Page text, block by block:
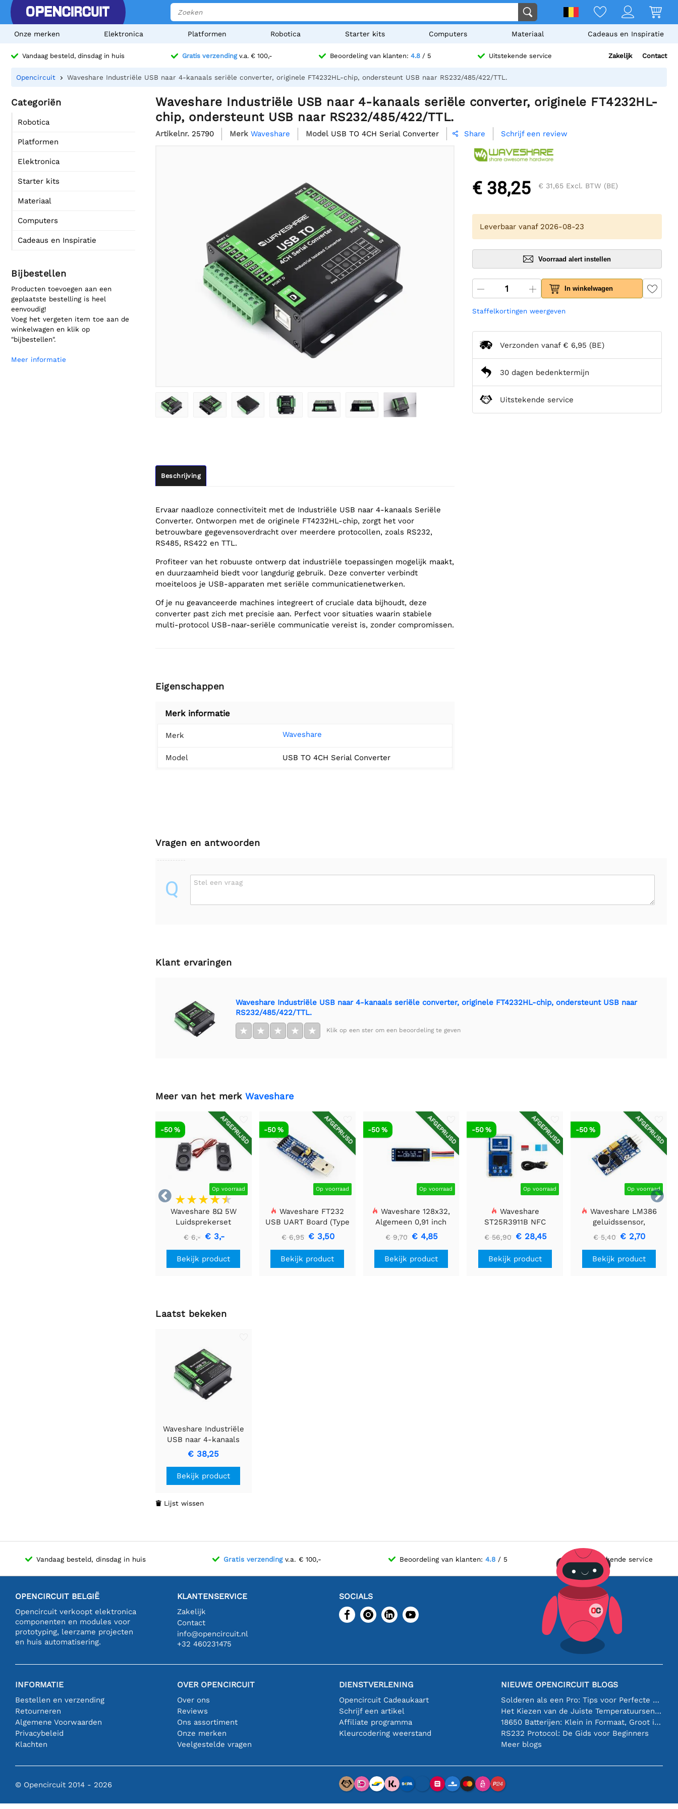
Onze merken Elektronica Platformen Robotica Starter kits Computers Materiaal Cadeaus en Inspiratie
Vandaag besteld, dinsdag in huis Gratis verzendingv.a. € 100,- Beoordeling van klanten: 4.8 / 5 Uitstekende service Zakelijk Contact
Opencircuit Waveshare Industriële USB naar 4-kanaals seriële converter, originele FT4232HL-chip, ondersteunt USB naar RS232/485/422/TTL.
Categoriën
Robotica
Platformen
Elektronica
Starter kits
Materiaal
Computers
Cadeaus en Inspiratie
Bijbestellen
Producten toevoegen aan een
geplaatste bestelling is heel
eenvoudig!
Voeg het vergeten item toe aan de
winkelwagen en klik op
"bijbestellen".
Meer informatie
Waveshare Industriële USB naar 4-kanaals seriële converter, originele FT4232HL-
chip, ondersteunt USB naar RS232/485/422/TTL.
Artikelnr. 25790 Merk Waveshare Model USB TO 4CH Serial Converter  Share Schrijf een review
Beschrijving
Ervaar naadloze connectiviteit met de Industriële USB naar 4-kanaals Seriële
Converter. Ontworpen met de originele FT4232HL-chip, zorgt het voor
betrouwbare gegevensoverdracht over meerdere protocollen, zoals RS232,
RS485, RS422 en TTL.
Profiteer van het robuuste ontwerp dat industriële toepassingen mogelijk maakt,
en duurzaamheid biedt voor langdurig gebruik. Deze converter verbindt
moeiteloos je USB-apparaten met seriële communicatienetwerken.
Of je nu geavanceerde machines integreert of cruciale data bijhoudt, deze
converter past zich met precisie aan. Perfect voor situaties waarin stabiele
multi-protocol USB-naar-seriële communicatie vereist is, zonder compromissen.
Eigenschappen
Merk informatie
Merk Waveshare
Model USB TO 4CH Serial Converter
€ 38,25 € 31,65 Excl. BTW (BE)
Leverbaar vanaf 2026-08-23
Voorraad alert instellen
In winkelwagen
Staffelkortingen weergeven
Verzonden vanaf € 6,95 (BE)
30 dagen bedenktermijn
Uitstekende service
Vragen en antwoorden
Q Stel een vraag
Klant ervaringen
Waveshare Industriële USB naar 4-kanaals seriële converter, originele FT4232HL-chip, ondersteunt USB naar
RS232/485/422/TTL.
★ ★ ★ ★ ★ Klik op een ster om een beoordeling te geven
Meer van het merk Waveshare


AFGEPRIJSD
Op voorraad
-50 %
Waveshare 8Ω 5W
Luidsprekerset
€ 6,- € 3,-
Bekijk product
AFGEPRIJSD
Op voorraad
-50 %
Waveshare FT232
USB UART Board (Type
A), USB naar TTL (UART)
Communicatiemodule
€ 6,95 € 3,50
Bekijk product
AFGEPRIJSD
Op voorraad
-50 %
Waveshare 128x32,
Algemeen 0,91 inch
OLED-displaymodule
€ 9,70 € 4,85
Bekijk product
AFGEPRIJSD
Op voorraad
-50 %
Waveshare
ST25R3911B NFC
Evaluatiekit, NFC-lezer
+ TF-kaart + USB-kabel
€ 56,90 € 28,45
Bekijk product
AFGEPRIJSD
Op voorraad
-50 %
Waveshare LM386
geluidssensor,
geluidsdetector,
compatibel met Arduino
€ 5,40 € 2,70
Bekijk product
Laatst bekeken
Waveshare Industriële
USB naar 4-kanaals
seriële converter,
originele FT4232HL-
chip, ondersteunt USB
naar
€ 38,25
Bekijk product
 Lijst wissen
Vandaag besteld, dinsdag in huis Gratis verzendingv.a. € 100,- Beoordeling van klanten: 4.8/ 5 Uitstekende service
OPENCIRCUIT BELGIË
Opencircuit verkoopt elektronica
componenten en modules voor
prototyping, leerzame projecten
en huis automatisering.
KLANTENSERVICE
Zakelijk
Contact
info@opencircuit.nl
+32 460231475
SOCIALS
INFORMATIE
Bestellen en verzending
Retourneren
Algemene Voorwaarden
Privacybeleid
Klachten
OVER OPENCIRCUIT
Over ons
Reviews
Ons assortiment
Onze merken
Veelgestelde vragen
DIENSTVERLENING
Opencircuit Cadeaukaart
Schrijf een artikel
Affiliate programma
Kleurcodering weerstand
NIEUWE OPENCIRCUIT BLOGS
Solderen als een Pro: Tips voor Perfecte Elektronische Verbindingen
Het Kiezen van de Juiste Temperatuursensor [youtube]
18650 Batterijen: Klein in Formaat, Groot in Prestatie
RS232 Protocol: De Gids voor Beginners
Meer blogs
© Opencircuit 2014 - 2026